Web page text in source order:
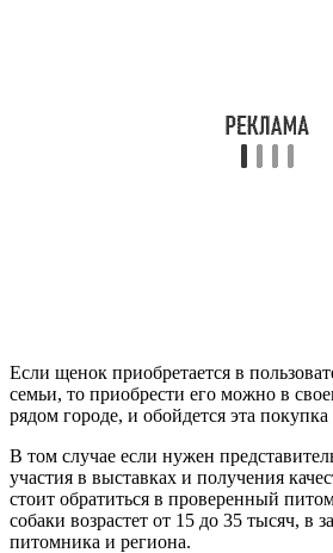
Если щенок приобретается в
семьи, то приобрести его можно в
рядом городе, и обойдется эта
В том случае если нужен
участия в выставках и получения
стоит обратиться в проверенный
собаки возрастет от 15 до 35 тысяч, в
питомника и региона.